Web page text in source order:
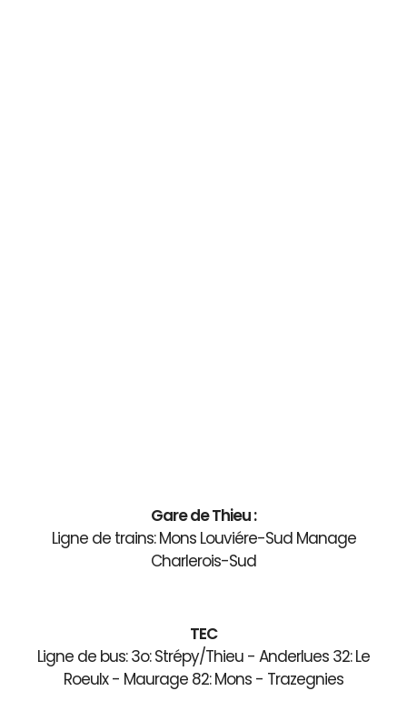
Gare de Thieu :
Ligne de trains: Mons Louviére-Sud Manage
Charlerois-Sud
TEC
Ligne de bus: 3o: Strépy/Thieu - Anderlues 32: Le
Roeulx - Maurage 82: Mons - Trazegnies